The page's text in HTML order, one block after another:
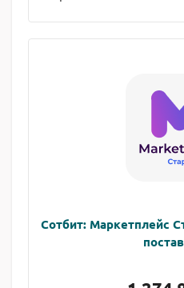
Сотбит: Маркетплейс